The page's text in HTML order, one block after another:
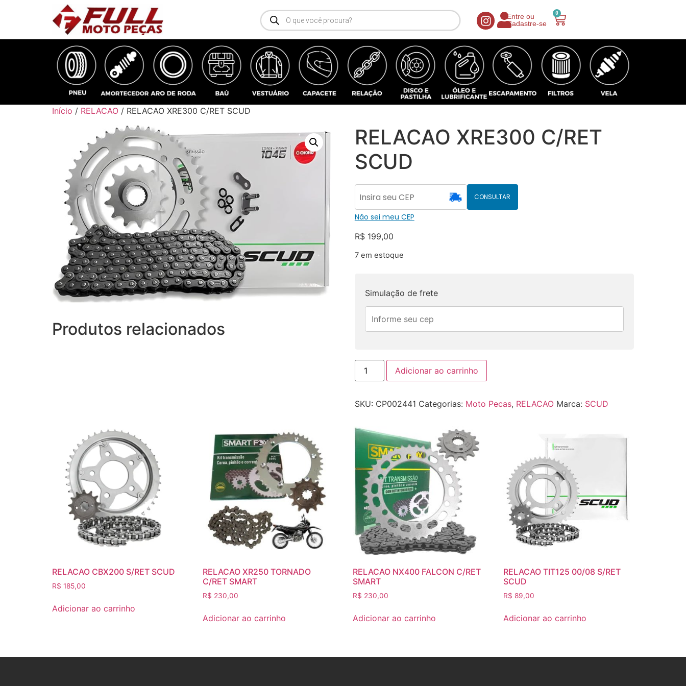
Entre ou
Cadastre-se
0
Início / RELACAO / RELACAO XRE300 C/RET SCUD
RELACAO XRE300 C/RET
SCUD
CONSULTAR
Não sei meu CEP
R$199,00
7 em estoque
Simulação de frete
Adicionar ao carrinho
SKU: CP002441 Categorias: Moto Pecas, RELACAO Marca: SCUD
Produtos relacionados
RELACAO CBX200 S/RET SCUD
R$ 185,00
Adicionar ao carrinho
RELACAO XR250 TORNADO
C/RET SMART
R$ 230,00
Adicionar ao carrinho
RELACAO NX400 FALCON C/RET
SMART
R$ 230,00
Adicionar ao carrinho
RELACAO TIT125 00/08 S/RET
SCUD
R$ 89,00
Adicionar ao carrinho